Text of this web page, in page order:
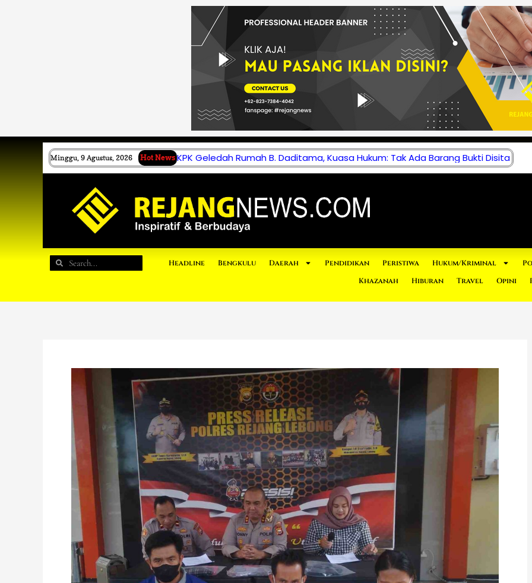
Minggu, 9 Agustus, 2026 Hot News KPK Geledah Rumah B. Daditama, Kuasa Hukum: Tak Ada Barang Bukti Disita
Search
Search Headline Bengkulu Daerah Pendidikan Peristiwa Hukum/Kriminal
Khazanah
Hiburan Travel Opini
Banyak
Kartu
Pers,
Pasutri
Ngaku
Wartawan
Diringkus